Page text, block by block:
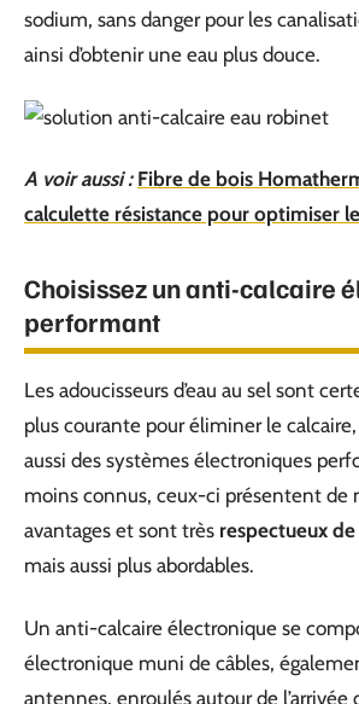
sodium, sans danger pour les
ainsi d’obtenir une eau plus douce.
A voir aussi : Fibre de bois
calculette résistance pour optimiser
Choisissez un anti-calcaire
performant
Les adoucisseurs d’eau au sel sont
plus courante pour éliminer le
aussi des systèmes électroniques
moins connus, ceux-ci présentent de
avantages et sont très respectueux
mais aussi plus abordables.
Un anti-calcaire électronique se
électronique muni de câbles,
antennes, enroulés autour de l’arrivée